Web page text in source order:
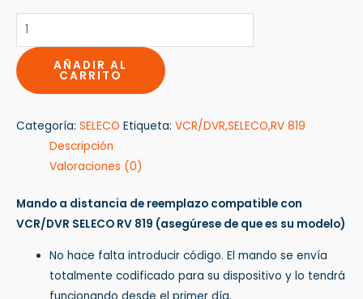
AÑADIR AL
CARRITO
Categoría: SELECO Etiqueta: VCR/DVR,SELECO,RV 819
Descripción
Valoraciones (0)
Mando a distancia de reemplazo compatible con
VCR/DVR SELECO RV 819 (asegúrese de que es su modelo)
No hace falta introducir código. El mando se envía
totalmente codificado para su dispositivo y lo tendrá
funcionando desde el primer día.